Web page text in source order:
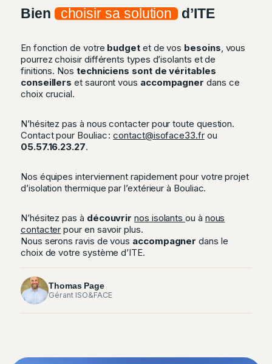
Thomas Page
Gérant ISO&FACE
Bien choisir sa solution d’ITE
En fonction de votre budget et de vos besoins, vous
pourrez choisir différents types d’isolants et de
finitions. Nos techniciens sont de véritables
conseillers et sauront vous accompagner dans ce
choix crucial.
N’hésitez pas à nous contacter pour toute question.
Contact pour Bouliac :contact@isoface33.fr ou
05.57.16.23.27.
Nos équipes interviennent rapidement pour votre projet
d’isolation thermique par l’extérieur à Bouliac.
N’hésitez pas à découvrirnos isolantsou à nous
contacter pour en savoir plus.
Nous serons ravis de vous accompagner dans le
choix de votre système d’ITE.